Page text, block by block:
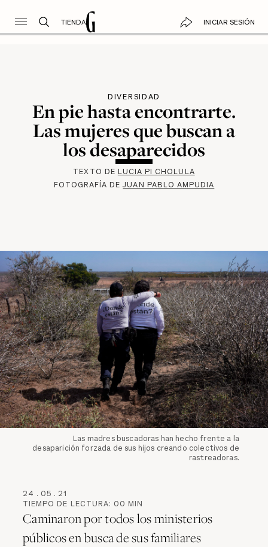
TIENDA INICIAR SESIÓN
DIVERSIDAD
En pie hasta encontrarte.
Las mujeres que buscan a
los desaparecidos
TEXTO DE LUCIA PI CHOLULA
FOTOGRAFÍA DEJUAN PABLO AMPUDIA
Las madres buscadoras han hecho frente a la
desaparición forzada de sus hijos creando colectivos de
rastreadoras.
24 . 05 . 21
TIEMPO DE LECTURA: 00 MIN
Caminaron por todos los ministerios
públicos en busca de sus familiares